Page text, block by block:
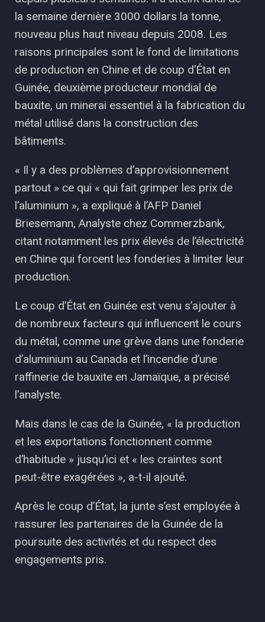
la semaine dernière 3000 dollars la tonne,
nouveau plus haut niveau depuis 2008. Les
raisons principales sont le fond de limitations
de production en Chine et de coup d’État en
Guinée, deuxième producteur mondial de
bauxite, un minerai essentiel à la fabrication du
métal utilisé dans la construction des
bâtiments.
« Il y a des problèmes d’approvisionnement
partout » ce qui « qui fait grimper les prix de
l’aluminium », a expliqué à l’AFP Daniel
Briesemann, Analyste chez Commerzbank,
citant notamment les prix élevés de l’électricité
en Chine qui forcent les fonderies à limiter leur
production.
Le coup d’État en Guinée est venu s’ajouter à
de nombreux facteurs qui influencent le cours
du métal, comme une grève dans une fonderie
d’aluminium au Canada et l’incendie d’une
raffinerie de bauxite en Jamaïque, a précisé
l’analyste.
Mais dans le cas de la Guinée, « la production
et les exportations fonctionnent comme
d’habitude » jusqu’ici et « les craintes sont
peut-être exagérées », a-t-il ajouté.
Après le coup d’État, la junte s’est employée à
rassurer les partenaires de la Guinée de la
poursuite des activités et du respect des
engagements pris.